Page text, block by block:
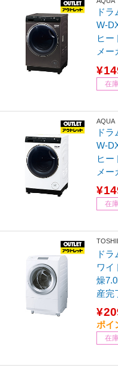
ド
W-
ヒー
メー
在
AQUA
ド
W-
ヒー
メー
在
ド
ワイ
燥
産完
ポイ
在